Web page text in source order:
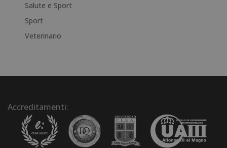
Salute e Sport
Sport
Veterinario
Accreditamenti: